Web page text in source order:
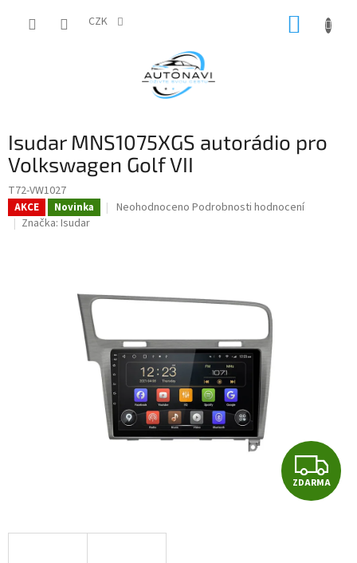
CZK
Isudar MNS1075XGS autorádio pro
Volkswagen Golf VII
T72-VW1027
AKCE Novinka
Průměrné
5
Neohodnoceno Podrobnosti hodnocení
Značka: Isudar
Z
D
ZDARMA